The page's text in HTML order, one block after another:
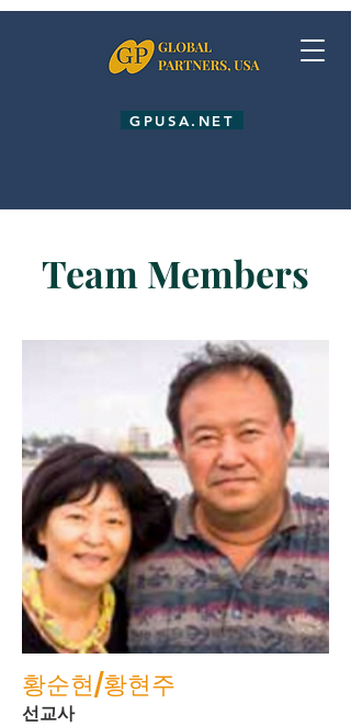
GPUSA.NET
GIVE
Team Members
황순현/황현주
선교사